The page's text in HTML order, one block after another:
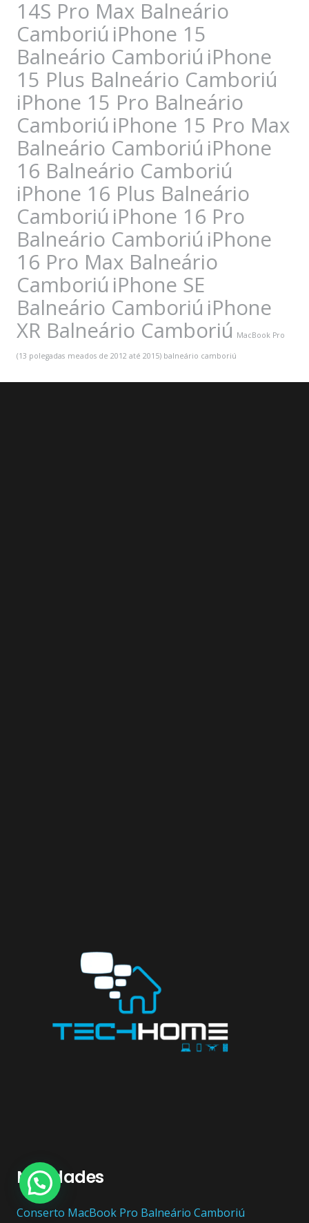
14S Pro Max Balneário
Camboriú iPhone 15
Balneário Camboriú iPhone
15 Plus Balneário Camboriú
iPhone 15 Pro Balneário
Camboriú iPhone 15 Pro Max
Balneário Camboriú iPhone
16 Balneário Camboriú
iPhone 16 Plus Balneário
Camboriú iPhone 16 Pro
Balneário Camboriú iPhone
16 Pro Max Balneário
Camboriú iPhone SE
Balneário Camboriú iPhone
XR Balneário Camboriú MacBook Pro
(13 polegadas meados de 2012 até 2015) balneário camboriú
Novidades
Conserto ‎MacBook Pro Balneário Camboriú